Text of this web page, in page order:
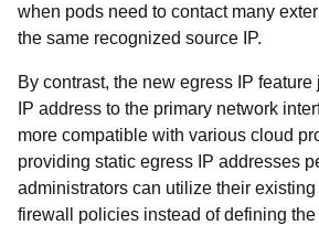
when pods need to contact many
the same recognized source IP.
By contrast, the new egress IP feature
IP address to the primary network
more compatible with various cloud
providing static egress IP addresses
administrators can utilize their existing
firewall policies instead of defining